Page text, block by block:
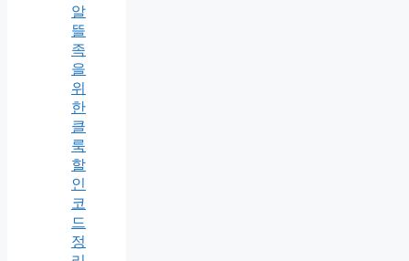
알
뜰
족
을
위
한
클
룩
할
인
코
드
정